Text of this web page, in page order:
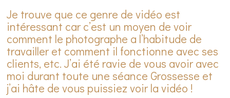
Je trouve que ce genre de vidéo est
intéressant car c’est un moyen de voir
comment le photographe a l’habitude de
travailler et comment il fonctionne avec ses
clients, etc. J’ai été ravie de vous avoir avec
moi durant toute une séance Grossesse et
j’ai hâte de vous puissiez voir la vidéo !